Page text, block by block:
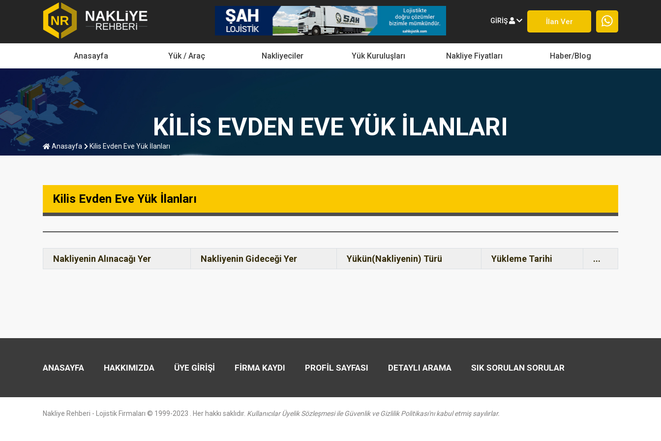
GIRIŞ İlan Ver
Anasayfa Yük / Araç Nakliyeciler Yük Kuruluşları Nakliye Fiyatları Haber/Blog
KILIS EVDEN EVE YÜK İLANLARI
Anasayfa Kilis Evden Eve Yük İlanları
Kilis Evden Eve Yük İlanları
Nakliyenin Alınacağı Yer Nakliyenin Gideceği Yer Yükün(Nakliyenin) Türü Yükleme Tarihi ...
ANASAYFA HAKKIMIZDA ÜYE GİRİŞİ FİRMA KAYDI PROFİL SAYFASI DETAYLI ARAMA SIK SORULAN SORULAR
Nakliye Rehberi - Lojistik Firmaları © 1999-2023 . Her hakkı saklıdır. Kullanıcılar Üyelik Sözleşmesi ile Güvenlik ve Gizlilik Politikası'nı kabul etmiş sayılırlar.